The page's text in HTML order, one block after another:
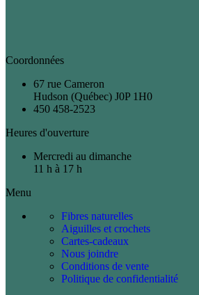
Coordonnées
67 rue Cameron
Hudson (Québec) J0P 1H0
450 458-2523
Heures d'ouverture
Mercredi au dimanche
11 h à 17 h
Menu
Fibres naturelles
Aiguilles et crochets
Cartes-cadeaux
Nous joindre
Conditions de vente
Politique de confidentialité